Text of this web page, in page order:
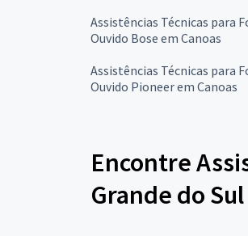
Assistências Técnicas para
Ouvido Bose em Canoas
Assistências Técnicas para
Ouvido Pioneer em Canoas
Encontre
Grande do Sul